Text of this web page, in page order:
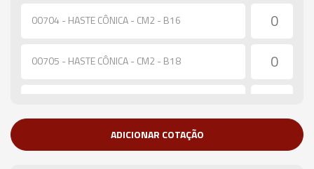
00704 - HASTE CÔNICA - CM2 - B16
00705 - HASTE CÔNICA - CM2 - B18
05389 - HASTE CÔNICA - CM3 - B10
ADICIONAR COTAÇÃO